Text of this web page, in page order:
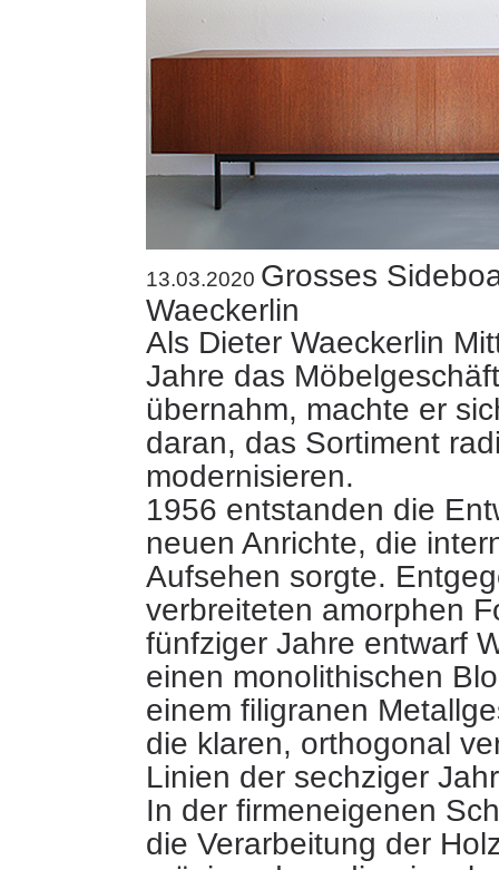
13.03.2020 Grosses
Waeckerlin
Als Dieter Waeckerlin
Jahre das
übernahm, machte er
daran, das Sortiment
modernisieren.
1956 entstanden die
neuen Anrichte, die
Aufsehen sorgte.
verbreiteten amorphen
fünfziger Jahre entwarf
einen monolithischen
einem filigranen
die klaren, orthogonal
Linien der sechziger
In der firmeneigenen
die Verarbeitung der